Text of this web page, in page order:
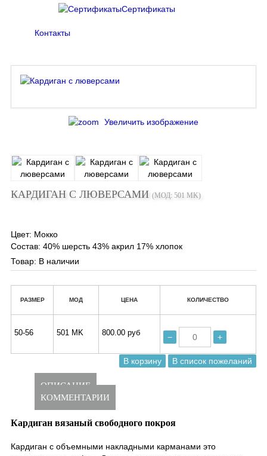
Сертификаты
Контакты
Увеличить изображение
КАРДИГАН С ЛЮВЕРСАМИ (МОД: 501 MK)
Цвет: Мокко
Состав: 40% шерсть 43% акрил 17% хлопок
Товар: В наличии
РАЗМЕР МОД ЦЕНА КОЛИЧЕСТВО
50-56 501 MK 800.00 руб − +
ОПИСАНИЕ
КОММЕНТАРИИ
Кардиган вязаный свободного покроя
Кардиган с объемными накладными карманами это